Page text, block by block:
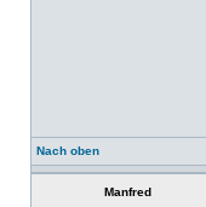
Nach oben
Manfred